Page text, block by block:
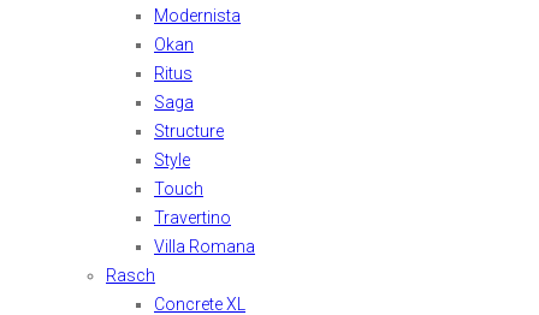
Modernista
Okan
Ritus
Saga
Structure
Style
Touch
Travertino
Villa Romana
Rasch
Concrete XL